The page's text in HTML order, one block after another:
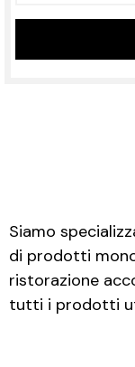
Siamo
di prodotti
ristorazione
tutti i prodotti